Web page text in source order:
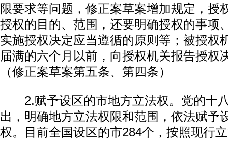
限要求等问题，修正案草案增加规定，授
授权的目的、范围，还要明确授权的事项
实施授权决定应当遵循的原则等；被授权
届满的六个月以前，向授权机关报告授权
（修正案草案第五条、第四条）
2.赋予设区的市地方立法权。党的十
出，明确地方立法权限和范围，依法赋予
权。目前全国设区的市284个，按照现行